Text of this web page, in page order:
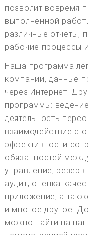
позволит вовремя
выполненной
различные отчеты,
рабочие процессы
Наша программа
компании, данные
через Интернет.
программы:
деятельность
взаимодействие с
эффективности
обязанностей
управление,
аудит, оценка
приложение, а
и многое другое.
можно найти на